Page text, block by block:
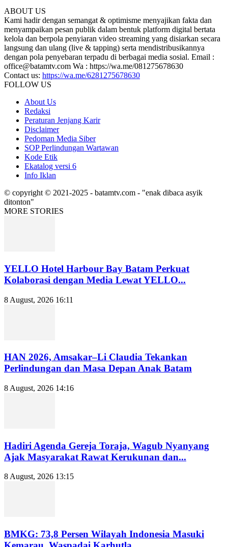
ABOUT US
Kami hadir dengan semangat & optimisme menyajikan fakta dan
menyampaikan pesan publik dalam bentuk platform digital bertata
kelola dan berpola penyiaran video streaming yang disiarkan secara
langsung dan ulang (live & tapping) serta mendistribusikannya
dengan pola penyebaran terpadu di berbagai media sosial. Email :
office@batamtv.com Wa : https://wa.me/081275678630
Contact us: https://wa.me/6281275678630
FOLLOW US
About Us
Redaksi
Peraturan Jenjang Karir
Disclaimer
Pedoman Media Siber
SOP Perlindungan Wartawan
Kode Etik
Ekatalog versi 6
Info Iklan
© copyright © 2021-2025 - batamtv.com - "enak dibaca asyik
ditonton"
MORE STORIES
YELLO Hotel Harbour Bay Batam Perkuat
Kolaborasi dengan Media Lewat YELLO...
8 August, 2026 16:11
HAN 2026, Amsakar–Li Claudia Tekankan
Perlindungan dan Masa Depan Anak Batam
8 August, 2026 14:16
Hadiri Agenda Gereja Toraja, Wagub Nyanyang
Ajak Masyarakat Rawat Kerukunan dan...
8 August, 2026 13:15
BMKG: 73,8 Persen Wilayah Indonesia Masuki